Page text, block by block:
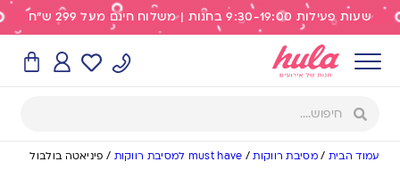
שעות פעילות 9:30-19:00 בחנות | משלוח חינם מעל 299 ש"ח
עמוד הבית /מסיבת רווקות/ must have למסיבת רווקות / פיניאטה בולבול